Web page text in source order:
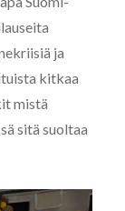
ja
kitkaa
mistä
sitä suoltaa